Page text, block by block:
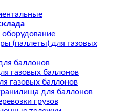
оборудование
(паллеты) для газовых
баллонов
газовых баллонов
газовых баллонов
для баллонов
грузов